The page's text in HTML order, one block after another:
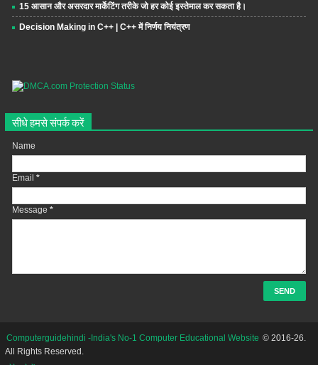
15 आसान और असरदार मार्केटिंग तरीके जो हर कोई इस्तेमाल कर सकता है।
Decision Making in C++ | C++ में निर्णय नियंत्रण
सीधे हमसे संपर्क करें
Name
Email *
Message *
Computerguidehindi -India's No-1 Computer Educational Website © 2016-26.
All Rights Reserved.